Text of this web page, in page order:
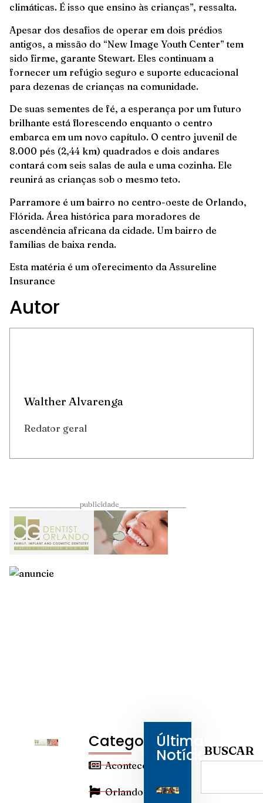
climáticas. É isso que ensino às crianças”, ressalta.
Apesar dos desafios de operar em dois prédios
antigos, a missão do “New Image Youth Center” tem
sido firme, garante Stewart. Eles continuam a
fornecer um refúgio seguro e suporte educacional
para dezenas de crianças na comunidade.
De suas sementes de fé, a esperança por um futuro
brilhante está florescendo enquanto o centro
embarca em um novo capítulo. O centro juvenil de
8.000 pés (2,44 km) quadrados e dois andares
contará com seis salas de aula e uma cozinha. Ele
reunirá as crianças sob o mesmo teto.
Parramore é um bairro no centro-oeste de Orlando,
Flórida. Área histórica para moradores de
ascendência africana da cidade. Um bairro de
famílias de baixa renda.
Esta matéria é um oferecimento da Assureline
Insurance
Autor
Walther Alvarenga
Redator geral
____________________publicidade___________________
Categorias
Aconteceu
Orlando
Últimas
NotíciasBUSCAR